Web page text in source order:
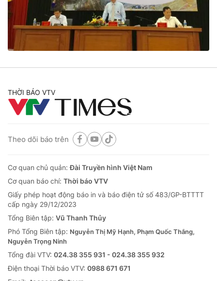
Theo dõi báo trên
Giấy phép hoạt động báo in và báo điện tử số 483/GP-BTTTT
cấp ngày 29/12/2023
Tổng Biên tập:
Vũ Thanh Thủy
Nguyễn Trọng Ninh
Ðiện thoại Thời báo VTV:
024.66 897 897
Email:
toasoan@vtv.vn
Liên hệ quảng cáo:
024-7300.7108
THỜI BÁO VTV
Theo dõi báo trên
Cơ quan chủ quản:Đài Truyền hình Việt Nam
Cơ quan báo chí: Thời báo VTV
Giấy phép hoạt động báo in và báo điện tử số 483/GP-BTTTT
cấp ngày 29/12/2023
Tổng Biên tập: Vũ Thanh Thủy
Phó Tổng Biên tập: Nguyễn Thị Mỹ Hạnh, Phạm Quốc Thắng,
Nguyễn Trọng Ninh
Tổng đài VTV: 024.38 355 931 - 024.38 355 932
Ðiện thoại Thời báo VTV: 0988 671 671